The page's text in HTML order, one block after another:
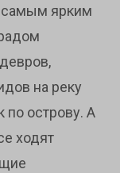
самым ярким
на реку
по острову. А
ходят